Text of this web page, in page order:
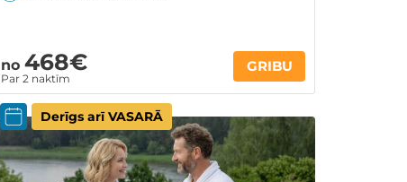
no 468€
Par 2 naktīm
GRIBU
Derīgs arī VASARĀ